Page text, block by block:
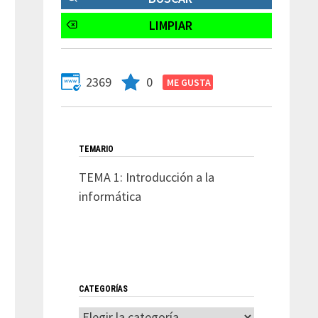
2369 0
TEMARIO
TEMA 1: Introducción a la
informática
CATEGORÍAS